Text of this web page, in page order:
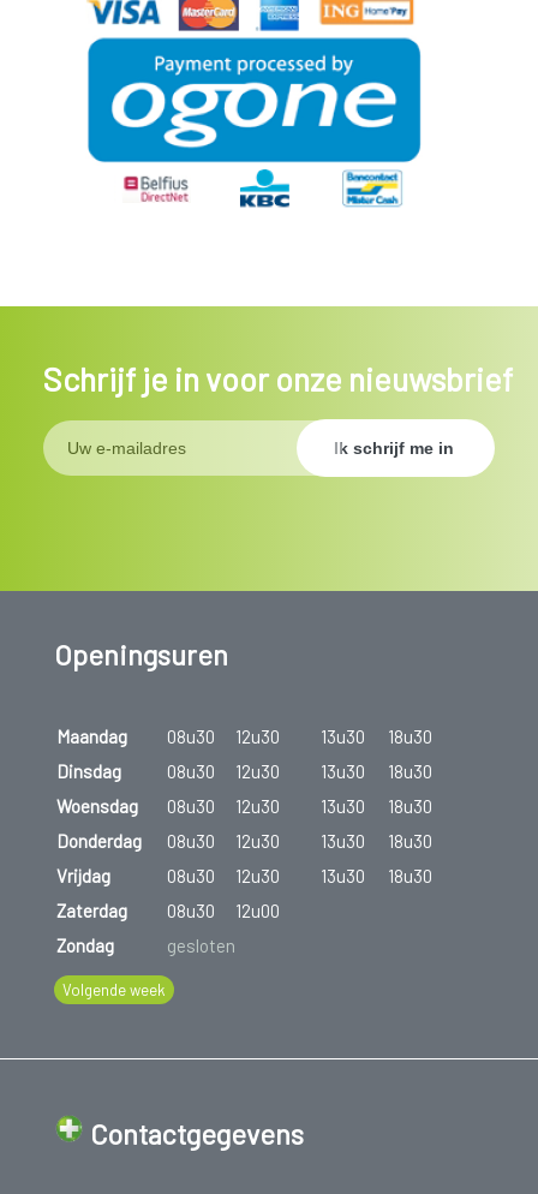
Schrijf je in voor onze nieuwsbrief
Openingsuren
Maandag 08u30 12u30 13u30
18u30
Dinsdag
08u30 12u30 13u30
18u30
Woensdag
08u30 12u30 13u30
18u30
Donderdag
08u30 12u30 13u30
18u30
Vrijdag
08u30 12u30 13u30
18u30
Zaterdag
08u30
12u00
Zondag
gesloten
Volgende week
Contactgegevens